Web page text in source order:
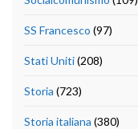
SS Francesco (97)
Stati Uniti(208)
Storia (723)
Storia italiana (380)